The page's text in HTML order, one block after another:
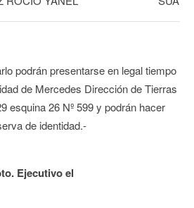
podrán presentarse en legal tiempo
de Mercedes Dirección de Tierras
esquina 26 Nº 599 y podrán hacer
de identidad.-
Ejecutivo el